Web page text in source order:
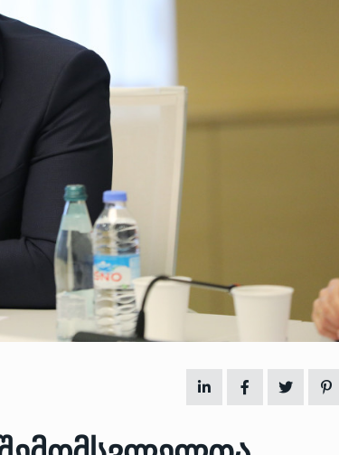
11
ზურაბ აზარაშვილი:
„სოციალურად დაუცველთა
დასაქმების პროგრამაში,…
ᲡᲐᲖᲝᲒᲐᲓᲝᲔᲑᲐ 13/05/2022
აბაშის მუნიციპალიტეტი
ᲠᲔᲒᲘᲝᲜᲔᲑᲘ 13/05/2022
მარაგი დღეისათვის გვაქვს